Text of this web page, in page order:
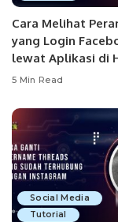
Cara Melihat
yang Login
lewat Aplikasi di
5 Min Read
Social Media
Tutorial